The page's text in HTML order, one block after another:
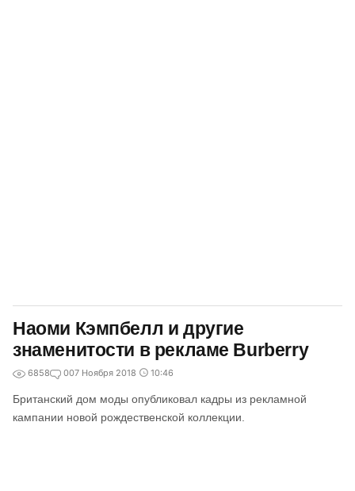
Наоми Кэмпбелл и другие
знаменитости в рекламе Burberry
6858 007 Ноября 2018 10:46
Британский дом моды опубликовал кадры из рекламной
кампании новой рождественской коллекции.